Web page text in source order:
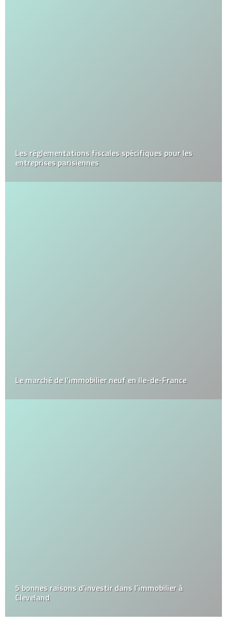
Les réglementations fiscales spécifiques pour les
entreprises parisiennes
Le marché de l’immobilier neuf en Ile-de-France
5 bonnes raisons d’investir dans l’immobilier à
Cleveland